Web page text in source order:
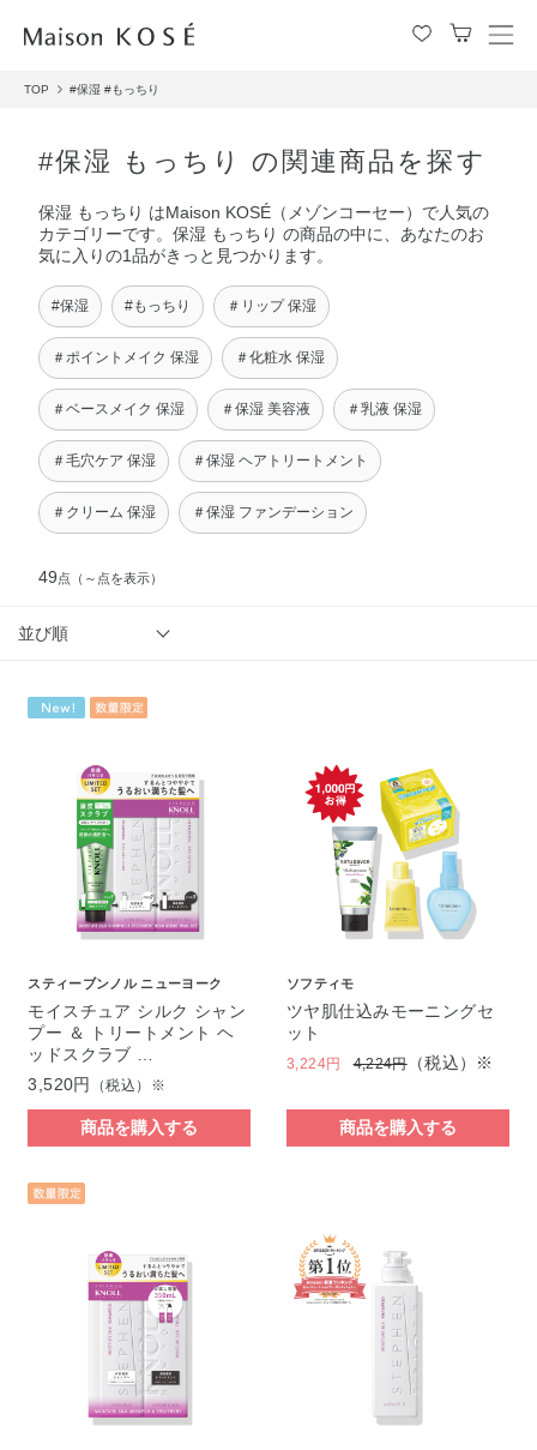
メ
TOP #保湿 #もっちり
#保湿 もっちり の関連商品を探す
保湿 もっちり はMaison KOSÉ（メゾンコーセー）で人気の
カテゴリーです。保湿 もっちり の商品の中に、あなたのお
気に入りの1品がきっと見つかります。
#保湿 #もっちり ＃リップ 保湿
＃ポイントメイク 保湿 ＃化粧水 保湿
＃ベースメイク 保湿 ＃保湿 美容液 ＃乳液 保湿
＃毛穴ケア 保湿 ＃保湿 ヘアトリートメント
＃クリーム 保湿 ＃保湿 ファンデーション
49点 （～点を表示）
並び順
スティーブンノル ニューヨーク
モイスチュア シルク シャン
プー ＆ トリートメント ヘ
ッドスクラブ …
3,520円
（税込）※
商品を購入する
ソフティモ
ツヤ肌仕込みモーニングセ
ット
3,224円 4,224円（税込）※
商品を購入する